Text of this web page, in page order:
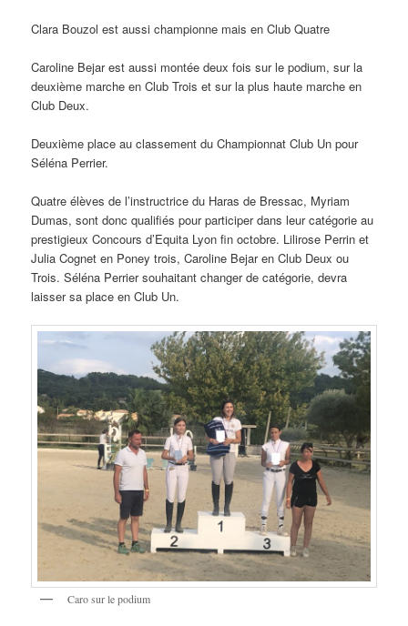
Clara Bouzol est aussi championne mais en Club Quatre
Caroline Bejar est aussi montée deux fois sur le podium, sur la
deuxième marche en Club Trois et sur la plus haute marche en
Club Deux.
Deuxième place au classement du Championnat Club Un pour
Séléna Perrier.
Quatre élèves de l’instructrice du Haras de Bressac, Myriam
Dumas, sont donc qualifiés pour participer dans leur catégorie au
prestigieux Concours d’Equita Lyon fin octobre. Lilirose Perrin et
Julia Cognet en Poney trois, Caroline Bejar en Club Deux ou
Trois. Séléna Perrier souhaitant changer de catégorie, devra
laisser sa place en Club Un.
Caro sur le podium